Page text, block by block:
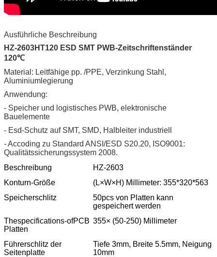
Ausführliche Beschreibung
HZ-2603HT120 ESD SMT PWB-Zeitschriftenständer
120℃
Material: Leitfähige pp. /PPE, Verzinkung Stahl,
Aluminiumlegierung
Anwendung:
- Speicher und logistisches PWB, elektronische
Bauelemente
- Esd-Schutz auf SMT, SMD, Halbleiter industriell
- Accoding zu Standard ANSI/ESD S20.20, ISO9001:
Qualitätssicherungssystem 2008.
Beschreibung
HZ-2603
Konturn-Größe
(L×W×H) Millimeter: 355*320*563
Speicherschlitz
50pcs von Platten kann
gespeichert werden
Thespecifications-ofPCB
Platten
355× (50-250) Millimeter
Führerschlitz der
Seitenplatte
Tiefe 3mm, Breite 5.5mm, Neigung
10mm